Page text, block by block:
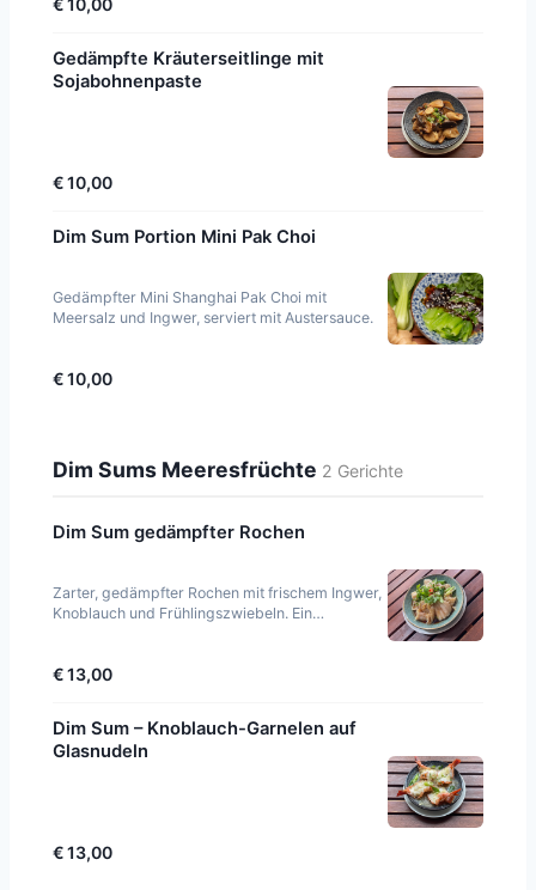
Gedämpfte Kräuterseitlinge mit
Sojabohnenpaste
€ 10,00
Dim Sum Portion Mini Pak Choi
Gedämpfter Mini Shanghai Pak Choi mit
Meersalz und Ingwer, serviert mit Austersauce.
€ 10,00
Dim Sums Meeresfrüchte 2 Gerichte
Dim Sum gedämpfter Rochen
Zarter, gedämpfter Rochen mit frischem Ingwer,
Knoblauch und Frühlingszwiebeln. Ein
€ 13,00
Dim Sum – Knoblauch-Garnelen auf
Glasnudeln
€ 13,00